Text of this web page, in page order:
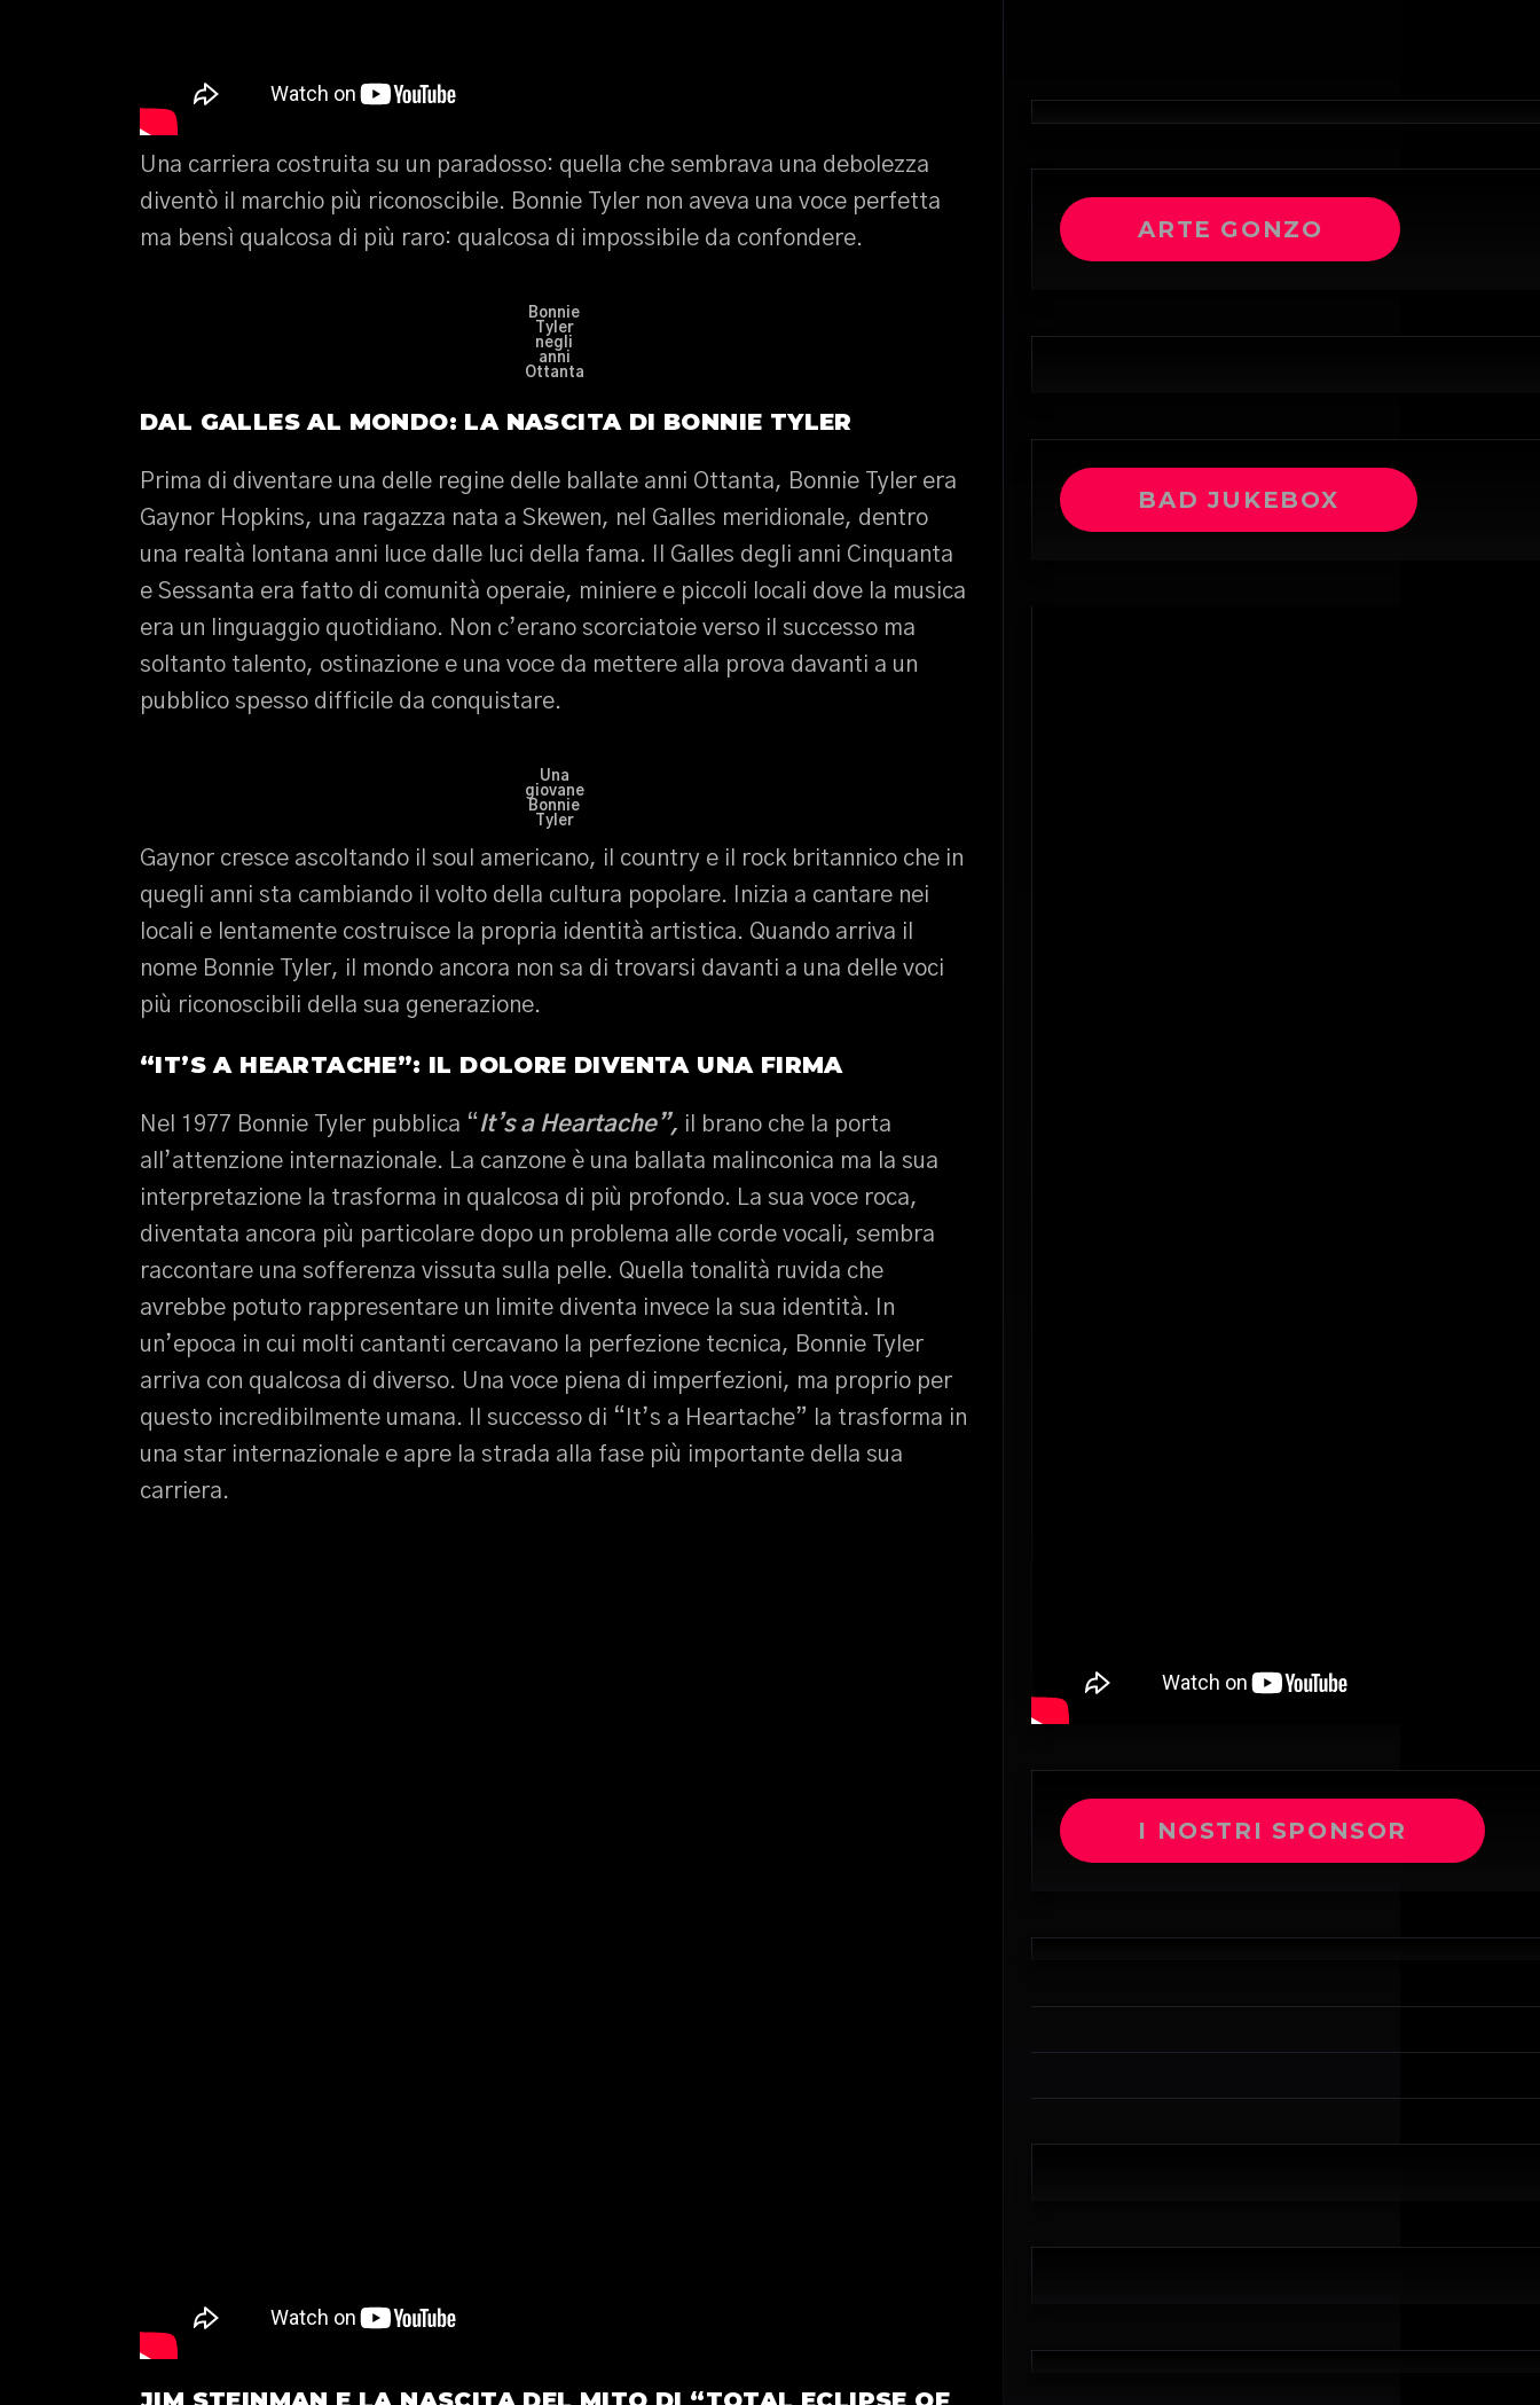
Una carriera costruita su un paradosso: quella che sembrava una debolezza
diventò il marchio più riconoscibile. Bonnie Tyler non aveva una voce perfetta
ma bensì qualcosa di più raro: qualcosa di impossibile da confondere.
Bonnie
Tyler
negli
anni
Ottanta
DAL GALLES AL MONDO: LA NASCITA DI BONNIE TYLER
Prima di diventare una delle regine delle ballate anni Ottanta, Bonnie Tyler era
Gaynor Hopkins, una ragazza nata a Skewen, nel Galles meridionale, dentro
una realtà lontana anni luce dalle luci della fama. Il Galles degli anni Cinquanta
e Sessanta era fatto di comunità operaie, miniere e piccoli locali dove la musica
era un linguaggio quotidiano. Non c’erano scorciatoie verso il successo ma
soltanto talento, ostinazione e una voce da mettere alla prova davanti a un
pubblico spesso difficile da conquistare.
Una
giovane
Bonnie
Tyler
Gaynor cresce ascoltando il soul americano, il country e il rock britannico che in
quegli anni sta cambiando il volto della cultura popolare. Inizia a cantare nei
locali e lentamente costruisce la propria identità artistica. Quando arriva il
nome Bonnie Tyler, il mondo ancora non sa di trovarsi davanti a una delle voci
più riconoscibili della sua generazione.
“IT’S A HEARTACHE”: IL DOLORE DIVENTA UNA FIRMA
Nel 1977 Bonnie Tyler pubblica “It’s a Heartache”, il brano che la porta
all’attenzione internazionale. La canzone è una ballata malinconica ma la sua
interpretazione la trasforma in qualcosa di più profondo. La sua voce roca,
diventata ancora più particolare dopo un problema alle corde vocali, sembra
raccontare una sofferenza vissuta sulla pelle. Quella tonalità ruvida che
avrebbe potuto rappresentare un limite diventa invece la sua identità. In
un’epoca in cui molti cantanti cercavano la perfezione tecnica, Bonnie Tyler
arriva con qualcosa di diverso. Una voce piena di imperfezioni, ma proprio per
questo incredibilmente umana. Il successo di “It’s a Heartache” la trasforma in
una star internazionale e apre la strada alla fase più importante della sua
carriera.
ARTE GONZO
BAD JUKEBOX
I NOSTRI SPONSOR